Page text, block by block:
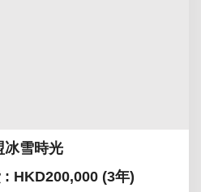
冰雪時光
: HKD200,000 (3年)